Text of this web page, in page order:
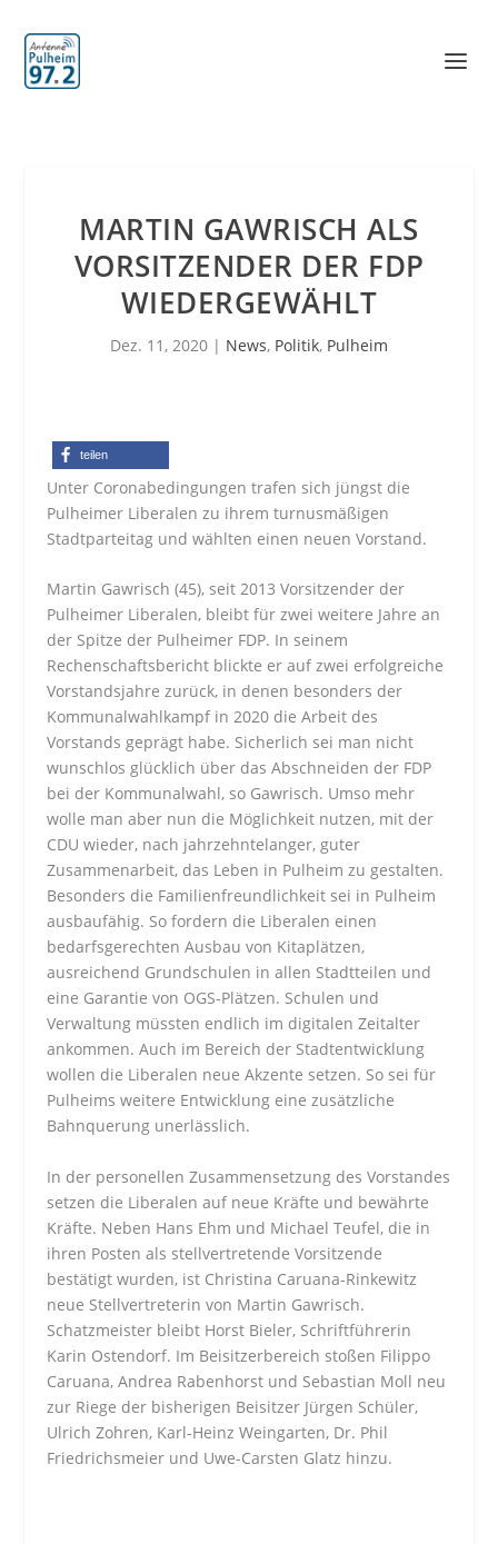
MARTIN GAWRISCH ALS
VORSITZENDER DER FDP
WIEDERGEWÄHLT
Dez. 11, 2020 | News, Politik, Pulheim
teilen
Unter Coronabedingungen trafen sich jüngst die
Pulheimer Liberalen zu ihrem turnusmäßigen
Stadtparteitag und wählten einen neuen Vorstand.
Martin Gawrisch (45), seit 2013 Vorsitzender der
Pulheimer Liberalen, bleibt für zwei weitere Jahre an
der Spitze der Pulheimer FDP. In seinem
Rechenschaftsbericht blickte er auf zwei erfolgreiche
Vorstandsjahre zurück, in denen besonders der
Kommunalwahlkampf in 2020 die Arbeit des
Vorstands geprägt habe. Sicherlich sei man nicht
wunschlos glücklich über das Abschneiden der FDP
bei der Kommunalwahl, so Gawrisch. Umso mehr
wolle man aber nun die Möglichkeit nutzen, mit der
CDU wieder, nach jahrzehntelanger, guter
Zusammenarbeit, das Leben in Pulheim zu gestalten.
Besonders die Familienfreundlichkeit sei in Pulheim
ausbaufähig. So fordern die Liberalen einen
bedarfsgerechten Ausbau von Kitaplätzen,
ausreichend Grundschulen in allen Stadtteilen und
eine Garantie von OGS-Plätzen. Schulen und
Verwaltung müssten endlich im digitalen Zeitalter
ankommen. Auch im Bereich der Stadtentwicklung
wollen die Liberalen neue Akzente setzen. So sei für
Pulheims weitere Entwicklung eine zusätzliche
Bahnquerung unerlässlich.
In der personellen Zusammensetzung des Vorstandes
setzen die Liberalen auf neue Kräfte und bewährte
Kräfte. Neben Hans Ehm und Michael Teufel, die in
ihren Posten als stellvertretende Vorsitzende
bestätigt wurden, ist Christina Caruana-Rinkewitz
neue Stellvertreterin von Martin Gawrisch.
Schatzmeister bleibt Horst Bieler, Schriftführerin
Karin Ostendorf. Im Beisitzerbereich stoßen Filippo
Caruana, Andrea Rabenhorst und Sebastian Moll neu
zur Riege der bisherigen Beisitzer Jürgen Schüler,
Ulrich Zohren, Karl-Heinz Weingarten, Dr. Phil
Friedrichsmeier und Uwe-Carsten Glatz hinzu.